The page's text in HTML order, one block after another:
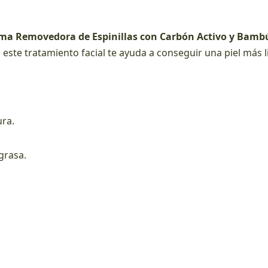
Removedora de Espinillas con Carbón Activo y
tratamiento facial te ayuda a conseguir una piel más